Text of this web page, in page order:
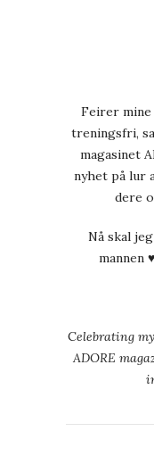
Feirer mine
treningsfri,
magasinet
nyhet på lur
dere
Nå skal
mannen
Celebrating
ADORE